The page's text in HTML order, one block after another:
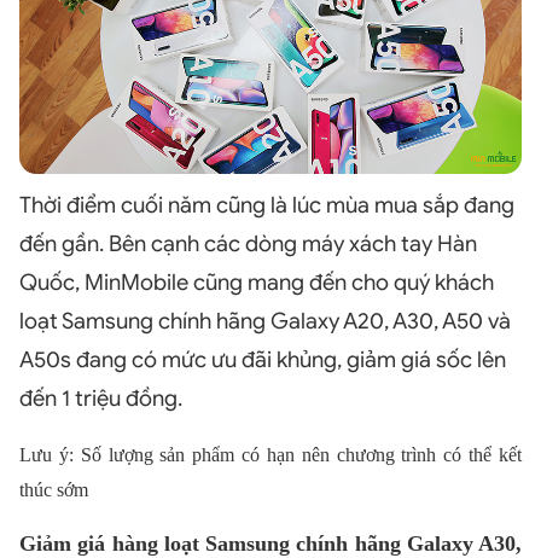
Thời điểm cuối năm cũng là lúc mùa mua sắp đang
đến gần. Bên cạnh các dòng máy xách tay Hàn
Quốc, MinMobile cũng mang đến cho quý khách
loạt Samsung chính hãng Galaxy A20, A30, A50 và
A50s đang có mức ưu đãi khủng, giảm giá sốc lên
đến 1 triệu đồng.
Lưu ý: Số lượng sản phẩm có hạn nên chương trình có thể kết
thúc sớm
Giảm giá hàng loạt Samsung chính hãng Galaxy A30,